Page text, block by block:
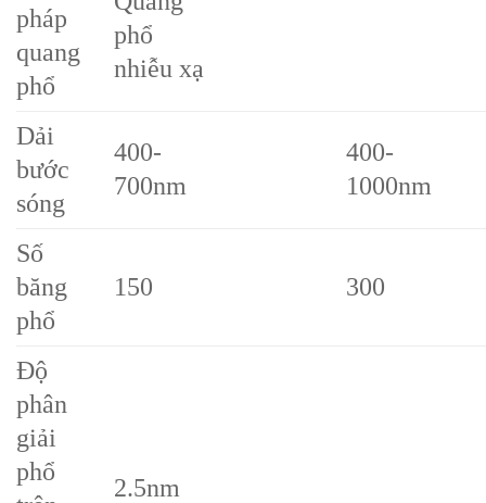
pháp
quang
phổ
phổ
nhiễu xạ
Dải
bước
sóng
400-
700nm
400-
1000nm
Số
băng
phổ
150 300
Độ
phân
giải
phổ
2.5nm